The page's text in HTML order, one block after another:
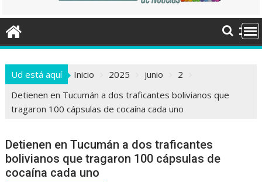
Ud está aquí Inicio 2025 junio
2
Detienen en Tucumán a dos traficantes bolivianos que
tragaron 100 cápsulas de cocaína cada uno
Detienen en Tucumán a dos traficantes
bolivianos que tragaron 100 cápsulas de
cocaína cada uno